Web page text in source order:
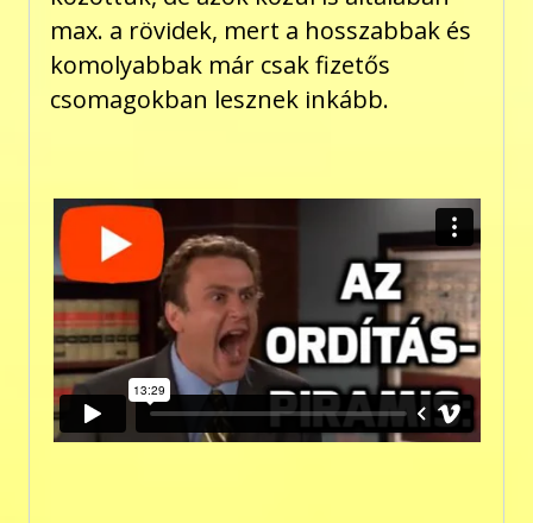
max. a rövidek, mert a hosszabbak és
komolyabbak már csak fizetős
csomagokban lesznek inkább.